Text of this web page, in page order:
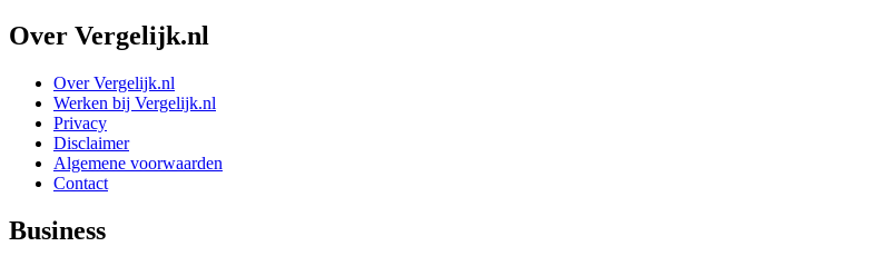
Over Vergelijk.nl
Over Vergelijk.nl
Werken bij Vergelijk.nl
Privacy
Disclaimer
Algemene voorwaarden
Contact
Business